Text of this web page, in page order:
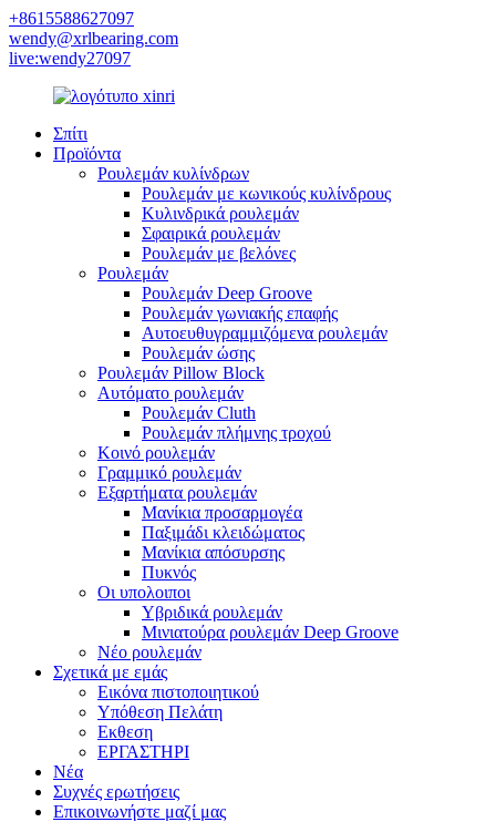
+8615588627097
wendy@xrlbearing.com
live:wendy27097
Σπίτι
Προϊόντα
Ρουλεμάν κυλίνδρων
Ρουλεμάν με κωνικούς κυλίνδρους
Κυλινδρικά ρουλεμάν
Σφαιρικά ρουλεμάν
Ρουλεμάν με βελόνες
Ρουλεμάν
Ρουλεμάν Deep Groove
Ρουλεμάν γωνιακής επαφής
Αυτοευθυγραμμιζόμενα ρουλεμάν
Ρουλεμάν ώσης
Ρουλεμάν Pillow Block
Αυτόματο ρουλεμάν
Ρουλεμάν Cluth
Ρουλεμάν πλήμνης τροχού
Κοινό ρουλεμάν
Γραμμικό ρουλεμάν
Εξαρτήματα ρουλεμάν
Μανίκια προσαρμογέα
Παξιμάδι κλειδώματος
Μανίκια απόσυρσης
Πυκνός
Οι υπολοιποι
Υβριδικά ρουλεμάν
Μινιατούρα ρουλεμάν Deep Groove
Νέο ρουλεμάν
Σχετικά με εμάς
Εικόνα πιστοποιητικού
Υπόθεση Πελάτη
Εκθεση
ΕΡΓΑΣΤΗΡΙ
Νέα
Συχνές ερωτήσεις
Επικοινωνήστε μαζί μας